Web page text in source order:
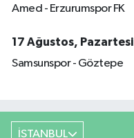
Amed - Erzurumspor FK
17 Ağustos, Pazartesi
Samsunspor - Göztepe
İSTANBUL